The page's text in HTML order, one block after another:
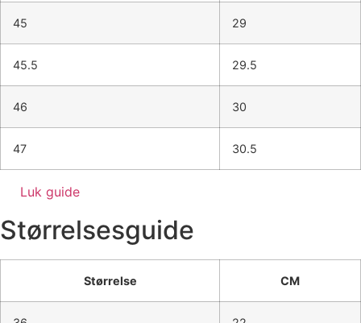
45 29
45.5 29.5
46 30
47 30.5
Luk guide
Størrelsesguide
Størrelse CM